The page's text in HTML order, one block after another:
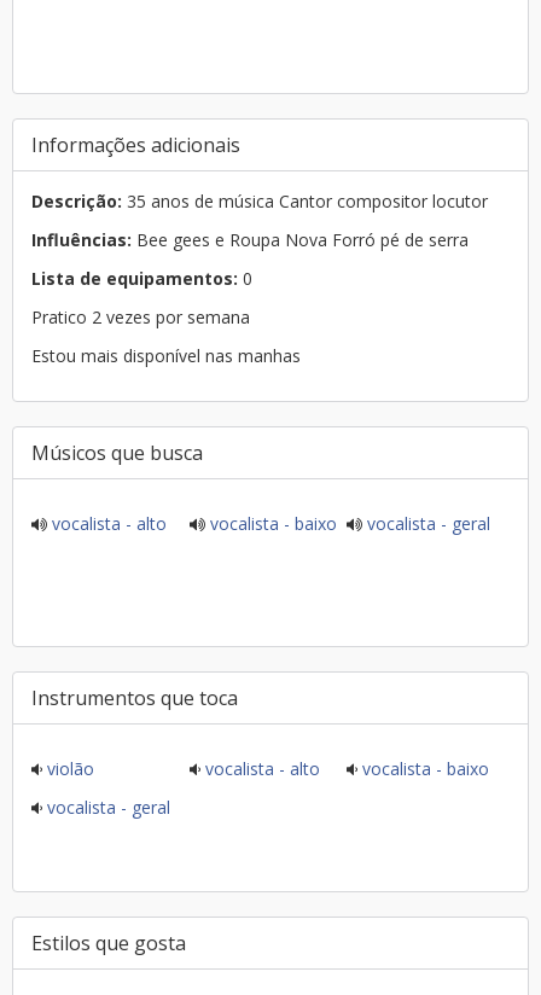
Informações adicionais
Descrição:
35 anos de música Cantor compositor locutor
Influências:
Bee gees e Roupa Nova Forró pé de serra
Lista de equipamentos: 0
Pratico 2 vezes por semana
Estou mais disponível nas manhas
Músicos que busca
vocalista - alto vocalista - baixo vocalista - geral
Instrumentos que toca
violão vocalista - alto
vocalista - baixo
vocalista - geral
Estilos que gosta